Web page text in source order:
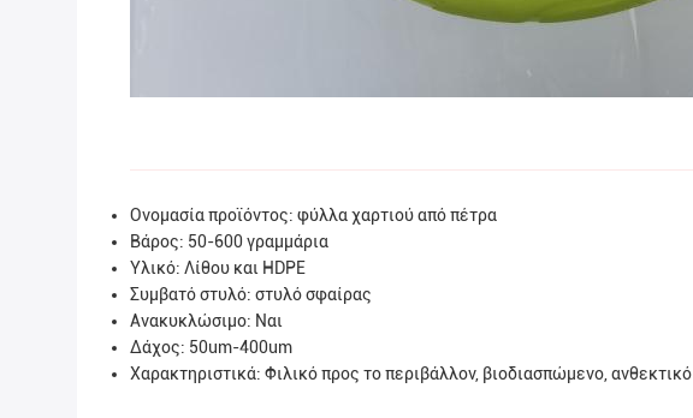
Ονομασία προϊόντος: φύλλα χαρτιού από πέτρα
Βάρος: 50-600 γραμμάρια
Υλικό: Λίθου και HDPE
Συμβατό στυλό: στυλό σφαίρας
Ανακυκλώσιμο: Ναι
Δάχος: 50um-400um
Χαρακτηριστικά: Φιλικό προς το περιβάλλον, βιοδιασπώμενο, ανθεκτικό